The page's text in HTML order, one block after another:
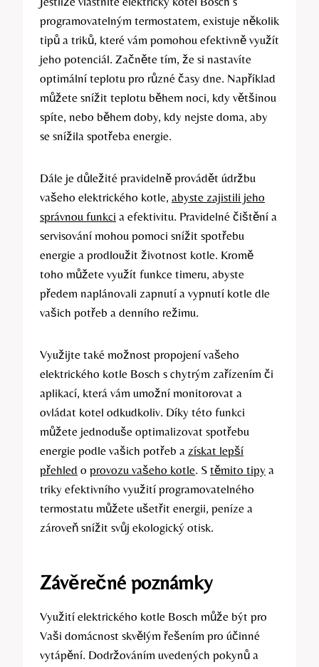
programovatelným‌ termostatem, existuje několik
tipů a triků, které vám pomohou efektivně⁢ využít
jeho potenciál.⁣ Začněte tím,⁢ že si nastavíte
optimální teplotu ⁢pro⁢ různé časy ‌dne. Například
můžete snížit teplotu během noci, kdy většinou
spíte, nebo během doby, kdy ​nejste doma, aby
se snížila ⁣spotřeba energie.
Dále je důležité pravidelně provádět údržbu
vašeho ‌elektrického kotle, abyste zajistili jeho
správnou funkci a efektivitu. Pravidelné​ čištění⁣ a
servisování mohou pomoci‌ snížit spotřebu
energie a ‍prodloužit ⁣životnost kotle. Kromě
toho můžete využít funkce timeru, abyste
předem​ naplánovali zapnutí a vypnutí kotle dle
vašich potřeb a denního režimu.
Využijte také⁣ možnost propojení⁣ vašeho
elektrického kotle Bosch s chytrým ‌zařízením​ či
aplikací, která vám ‌umožní monitorovat a
‍ovládat kotel odkudkoliv.‌ Díky této funkci
můžete jednoduše optimalizovat⁣ spotřebu
energie podle vašich potřeb a získat lepší
přehled o ⁢ provozu vašeho kotle.​ S těmito tipy a ​
triky efektivního využití programovatelného​
termostatu můžete ušetřit energii, peníze a
zároveň ⁣snížit‍ svůj ekologický otisk.
Závěrečné ⁣poznámky
Využití ⁣elektrického kotle Bosch může být pro
Vaši domácnost skvělým řešením pro účinné
vytápění. Dodržováním⁣ uvedených pokynů a